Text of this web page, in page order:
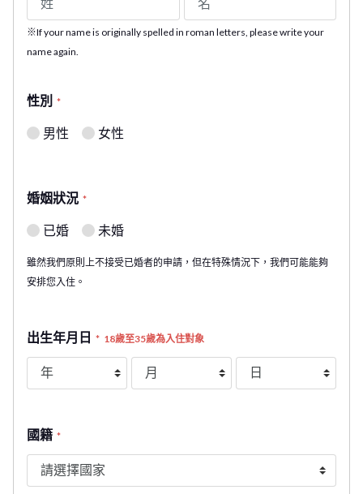
※If your name is originally spelled in roman letters, please write your
name again.
性別 *
男性 女性
婚姻狀況 *
已婚 未婚
雖然我們原則上不接受已婚者的申請，但在特殊情況下，我們可能能夠
安排您入住。
出生年月日 * 18歲至35歲為入住對象
國籍 *